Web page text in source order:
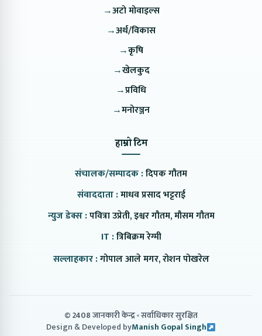
→अटो मोवाइल्स
→अर्थ/विकास
→कृषि
→खेलकुद
→प्रविधि
→मनोरञ्जन
हाम्रो टिम
संचालक/सम्पादक :दिपक गौतम
संवाददाता :माधव प्रसाद भट्टराई
न्युज डेक्स :पवित्रा उप्रेती, इश्वर गौतम, मौसम गौतम
IT :त्रिबिक्रम रेग्मी
सल्लाहकार :गोपाल आले मगर, रोशन पोखरेल
© 2408 जानकारी केन्द्र सर्वाधिकार सुरक्षित
Design & Developed byManish Gopal Singh